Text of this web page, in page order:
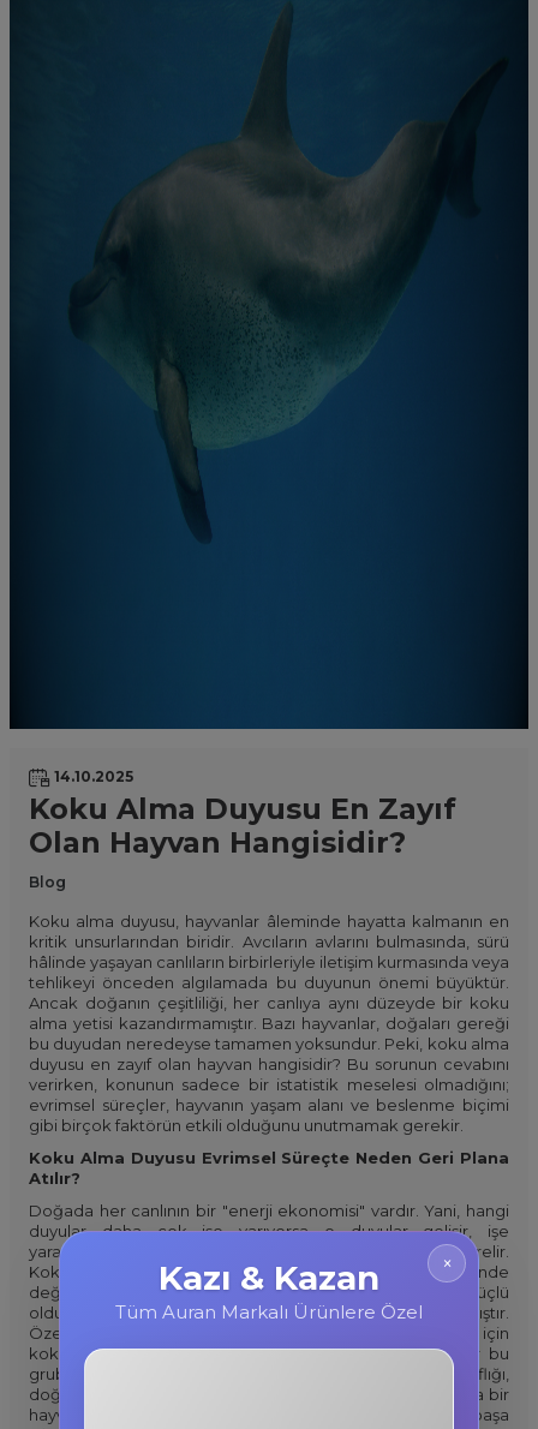
14.10.2025
Koku Alma Duyusu En Zayıf
Olan Hayvan Hangisidir?
Blog
Koku alma duyusu, hayvanlar âleminde hayatta kalmanın en
kritik unsurlarından biridir. Avcıların avlarını bulmasında, sürü
hâlinde yaşayan canlıların birbirleriyle iletişim kurmasında veya
tehlikeyi önceden algılamada bu duyunun önemi büyüktür.
Ancak doğanın çeşitliliği, her canlıya aynı düzeyde bir koku
alma yetisi kazandırmamıştır. Bazı hayvanlar, doğaları gereği
bu duyudan neredeyse tamamen yoksundur. Peki, koku alma
duyusu en zayıf olan hayvan hangisidir? Bu sorunun cevabını
verirken, konunun sadece bir istatistik meselesi olmadığını;
evrimsel süreçler, hayvanın yaşam alanı ve beslenme biçimi
gibi birçok faktörün etkili olduğunu unutmamak gerekir.
Koku Alma Duyusu Evrimsel Süreçte Neden Geri Plana
Atılır?
Doğada her canlının bir "enerji ekonomisi" vardır. Yani, hangi
duyular daha çok işe yarıyorsa o duyular gelişir, işe
yaramayanlar ise zamanla zayıflar veya tamamen körelir.
Koku alma duyusu da bu evrimsel mantık içinde
değerlendirilir. Örneğin, görsel algının son derece güçlü
olduğu bazı türlerde koku alma duyusu geri plana atılmıştır.
Özellikle aydınlık ortamlarda yaşayan ve avlanmak için
kokuya değil, görsel uyaranlara ihtiyaç duyan hayvanlar bu
gruba girer. Evrimsel açıdan bakıldığında, bir duyunun zayıflığı,
doğrudan hayatta kalma stratejileriyle ilişkilidir. Dolayısıyla bir
hayvanın koklama duyusunun zayıf olması, onun doğayla başa
×
Kazı & Kazan
Tüm Auran Markalı Ürünlere Özel